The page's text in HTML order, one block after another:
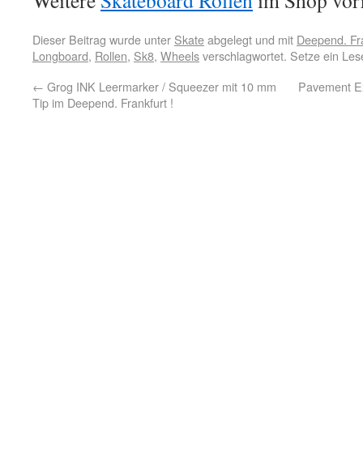
Dieser Beitrag wurde unter Skateabgelegt und mit Deepend.
Longboard, Rollen, Sk8, Wheelsverschlagwortet. Setze ein
← Grog INK Leermarker / Squeezer mit 10 mm
Tip im Deepend. Frankfurt !
Pavement